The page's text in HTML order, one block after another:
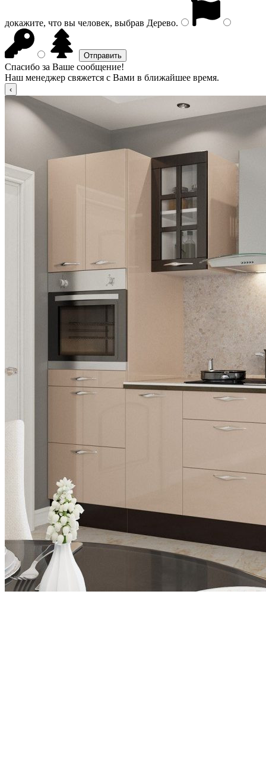
докажите, что вы человек, выбрав Дерево.
Спасибо за Ваше сообщение!
Наш менеджер свяжется с Вами в ближайшее время.